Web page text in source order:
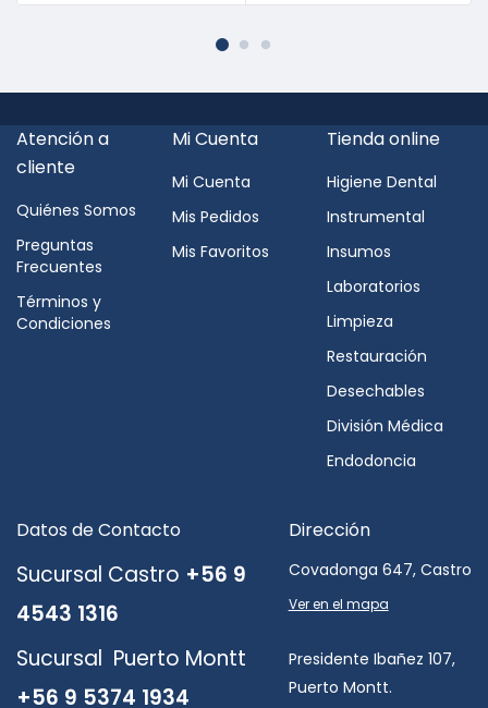
Atención a
cliente
Quiénes Somos
Preguntas
Frecuentes
Términos y
Condiciones
Mi Cuenta
Mi Cuenta
Mis Pedidos
Mis Favoritos
Tienda online
Higiene Dental
Instrumental
Insumos
Laboratorios
Limpieza
Restauración
Desechables
División Médica
Endodoncia
Datos de Contacto
Sucursal Castro +56 9
4543 1316
Sucursal Puerto Montt
+56 9 5374 1934
Dirección
Covadonga 647, Castro
Ver en el mapa
Presidente Ibañez 107,
Puerto Montt.